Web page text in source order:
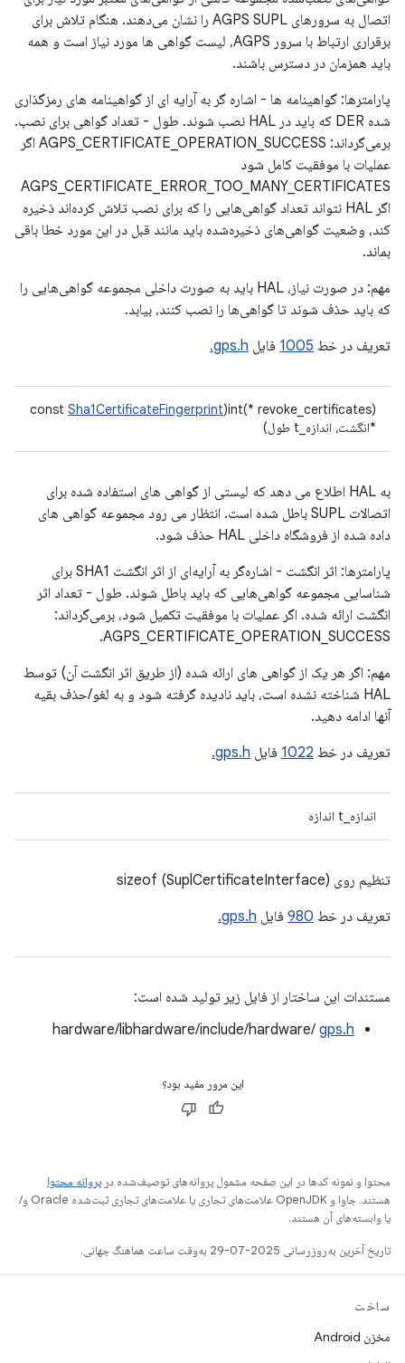
اتصال به سرورهای AGPS SUPL را نشان می‌دهند. هنگام تلاش برای
برقراری ارتباط با سرور AGPS، لیست گواهی ها مورد نیاز است و همه
باید همزمان در دسترس باشند.
پارامترها: گواهینامه ها - اشاره گر به آرایه ای از گواهینامه های رمزگذاری
شده DER که باید در HAL نصب شوند. طول - تعداد گواهی برای نصب.
برمی‌گرداند: AGPS_CERTIFICATE_OPERATION_SUCCESS اگر
عملیات با موفقیت کامل شود
AGPS_CERTIFICATE_ERROR_TOO_MANY_CERTIFICATES
اگر HAL نتواند تعداد گواهی‌هایی را که برای نصب تلاش کرده‌اند ذخیره
کند، وضعیت گواهی‌های ذخیره‌شده باید مانند قبل در این مورد خطا باقی
بماند.
مهم: در صورت نیاز، HAL باید به صورت داخلی مجموعه گواهی‌هایی را
که باید حذف شوند تا گواهی‌ها را نصب کنند، بیابد.
تعریف در خط 1005 فایل gps.h.
int(* revoke_certificates)(const
Sha1CertificateFingerprint
*انگشت، اندازه_t طول)
به HAL اطلاع می دهد که لیستی از گواهی های استفاده شده برای
اتصالات SUPL باطل شده است. انتظار می رود مجموعه گواهی های
داده شده از فروشگاه داخلی HAL حذف شود.
پارامترها: اثر انگشت - اشاره‌گر به آرایه‌ای از اثر انگشت SHA1 برای
شناسایی مجموعه گواهی‌هایی که باید باطل شوند. طول - تعداد اثر
انگشت ارائه شده. اگر عملیات با موفقیت تکمیل شود، برمی‌گرداند:
AGPS_CERTIFICATE_OPERATION_SUCCESS.
مهم: اگر هر یک از گواهی های ارائه شده (از طریق اثر انگشت آن) توسط
HAL شناخته نشده است، باید نادیده گرفته شود و به لغو/حذف بقیه
آنها ادامه دهید.
تعریف در خط 1022 فایل gps.h.
اندازه_t اندازه
تنظیم روی sizeof (SuplCertificateInterface)
تعریف در خط 980 فایل gps.h.
مستندات این ساختار از فایل زیر تولید شده است:
hardware/libhardware/include/hardware/ gps.h
این مرور مفید بود؟
محتوا و نمونه کدها در این صفحه مشمول پروانه‌های توصیف‌شده در پروانه محتوا
هستند. جاوا و OpenJDK علامت‌های تجاری یا علامت‌های تجاری ثبت‌شده Oracle و/
یا وابسته‌های آن هستند.
تاریخ آخرین به‌روزرسانی 2025-07-29 به‌وقت ساعت هماهنگ جهانی.
ساخت
مخزن Android